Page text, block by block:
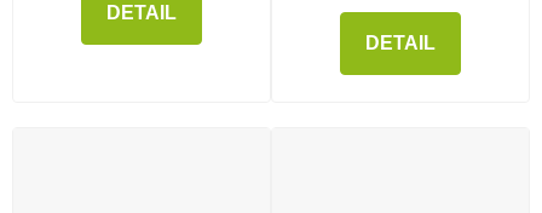
DETAIL
DETAIL